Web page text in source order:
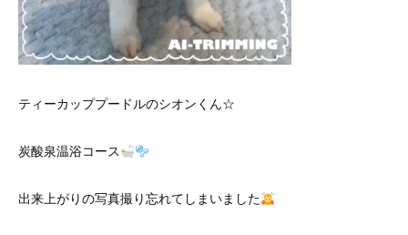
ティーカッププードルのシオンくん☆
炭酸泉温浴コース
出来上がりの写真撮り忘れてしまいました